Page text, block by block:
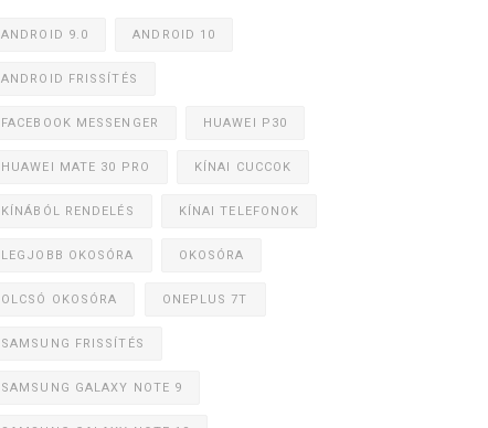
ANDROID 9.0 ANDROID 10
ANDROID FRISSÍTÉS
FACEBOOK MESSENGER HUAWEI P30
HUAWEI MATE 30 PRO KÍNAI CUCCOK
KÍNÁBÓL RENDELÉS KÍNAI TELEFONOK
LEGJOBB OKOSÓRA OKOSÓRA
OLCSÓ OKOSÓRA ONEPLUS 7T
SAMSUNG FRISSÍTÉS
SAMSUNG GALAXY NOTE 9